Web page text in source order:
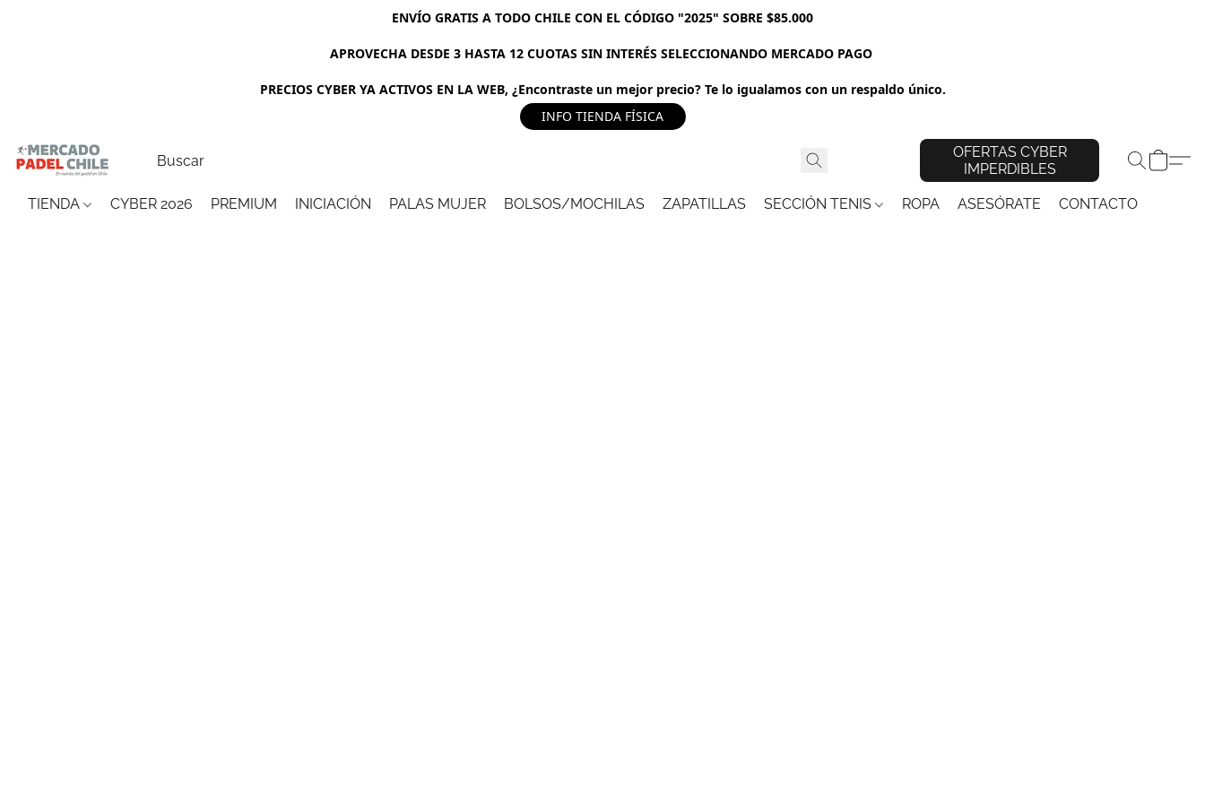
ENVÍO GRATIS A TODO CHILE CON EL CÓDIGO "2025" SOBRE $85.000
APROVECHA DESDE 3 HASTA 12 CUOTAS SIN INTERÉS SELECCIONANDO MERCADO PAGO
PRECIOS CYBER YA ACTIVOS EN LA WEB, ¿Encontraste un mejor precio? Te lo igualamos con un respaldo único.
INFO TIENDA FÍSICA
OFERTAS CYBER
IMPERDIBLES
TIENDA CYBER 2026 PREMIUM INICIACIÓN PALAS MUJER BOLSOS/MOCHILAS ZAPATILLAS SECCIÓN TENIS ROPA ASESÓRATE CONTACTO